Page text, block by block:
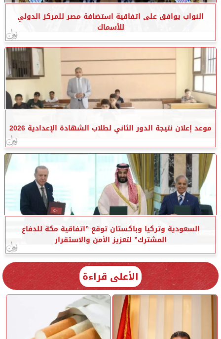
النواب يوافق على اتفاقية استضافة مصر للمركز الدولي
للأسماك
موعد إعلان نتيجة الدور الثاني لطلاب الشهادة الإعدادية 2026
السعودية وتركيا وباكستان توقع ”اتفاقية مكة للدفاع
المشترك” لتعزيز الأمن والاستقرار
الأعلى قراءة